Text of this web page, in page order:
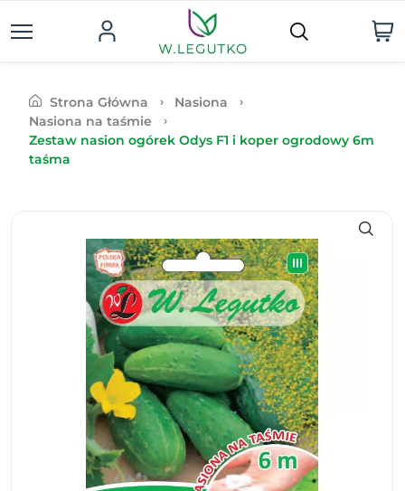
Strona Główna
Nasiona
Nasiona na taśmie
Zestaw nasion ogórek Odys F1 i koper ogrodowy 6m
taśma